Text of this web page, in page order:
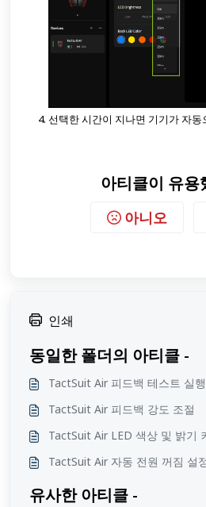
선택한 시간이 지나면 기기가 자동
아티클이 유용
아니오
인쇄
동일한 폴더의 아티클 -
TactSuit Air 피드백 테스트 실행
TactSuit Air 피드백 강도 조절
TactSuit Air LED 색상 및 밝기
TactSuit Air 자동 전원 꺼짐 설
유사한 아티클 -